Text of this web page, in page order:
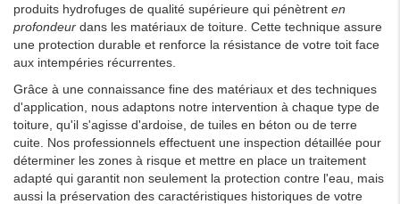
produits hydrofuges de qualité supérieure qui pénètrent en
profondeur dans les matériaux de toiture. Cette technique assure
une protection durable et renforce la résistance de votre toit face
aux intempéries récurrentes.
Grâce à une connaissance fine des matériaux et des techniques
d'application, nous adaptons notre intervention à chaque type de
toiture, qu'il s'agisse d'ardoise, de tuiles en béton ou de terre
cuite. Nos professionnels effectuent une inspection détaillée pour
déterminer les zones à risque et mettre en place un traitement
adapté qui garantit non seulement la protection contre l'eau, mais
aussi la préservation des caractéristiques historiques de votre